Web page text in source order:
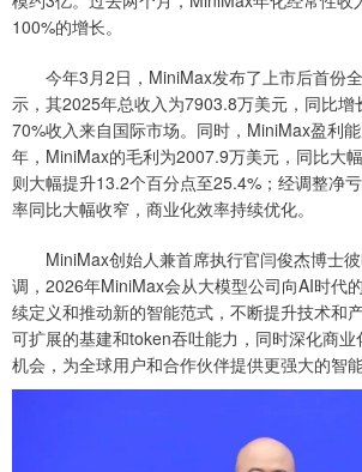
100%的增长。
今年3月2日，MiniMax发布了上市后首份全
示，其2025年总收入为7903.8万美元，同比增
70%收入来自国际市场。同时，MiniMax盈
年，MiniMax的毛利为2007.9万美元，同比大
则大幅提升13.2个百分点至25.4%；经调整净
率同比大幅收窄，商业化效率持续优化。
MiniMax创始人兼首席执行官闫俊杰博士彼
调，2026年MiniMax会从大模型公司向AI时代
续定义和推动新的智能范式，不断提升技术和
可扩展的基建和token吞吐能力，同时深化商
机会，为全球用户和合作伙伴提供更强大的智能